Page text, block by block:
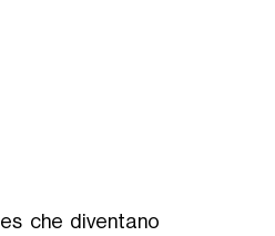
che diventano